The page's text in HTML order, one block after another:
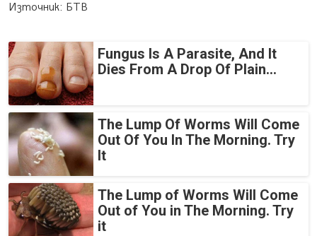
Източник: БТВ
Fungus Is A Parasite, And It
Dies From A Drop Of Plain...
The Lump Of Worms Will Come
Out Of You In The Morning. Try
It
The Lump of Worms Will Come
Out of You in The Morning. Try
it